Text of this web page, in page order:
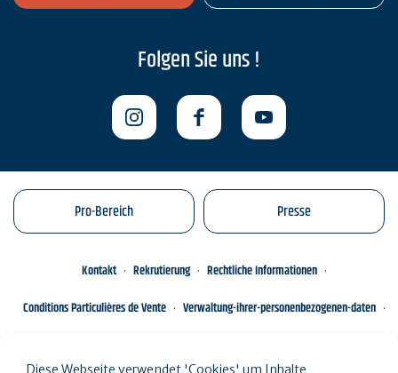
Folgen Sie uns !
Pro-Bereich Presse
Kontakt Rekrutierung
Rechtliche Informationen
Conditions Particulières de Vente
Verwaltung-ihrer-personenbezogenen-daten
Diese Webseite verwendet 'Cookies' um Inhalte